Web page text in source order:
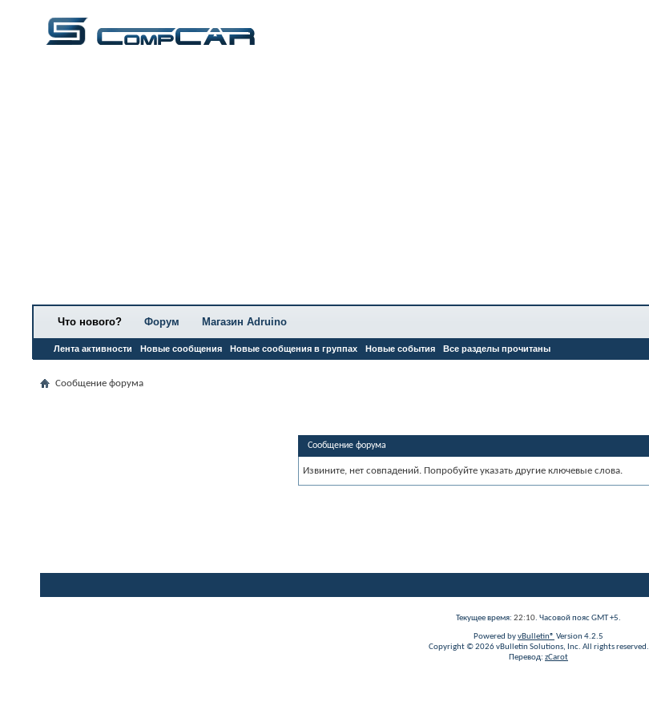
Что нового?
Лента активности Новые сообщения Новые сообщения в группах Новые события Все разделы прочитаны
Форум Магазин Adruino
Сообщение форума
Сообщение форума
Извините, нет совпадений. Попробуйте указать другие ключевые слова.
Текущее время: 22:10. Часовой пояс GMT +5.
Powered byvBulletin® Version 4.2.5
Copyright © 2026 vBulletin Solutions, Inc. All rights reserved.
Перевод: zCarot